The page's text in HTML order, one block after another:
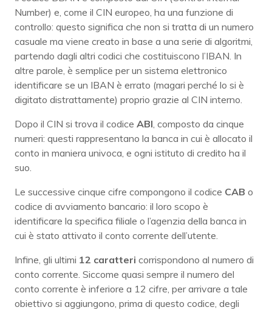
Number) e, come il CIN europeo, ha una funzione di
controllo: questo significa che non si tratta di un numero
casuale ma viene creato in base a una serie di algoritmi,
partendo dagli altri codici che costituiscono l’IBAN. In
altre parole, è semplice per un sistema elettronico
identificare se un IBAN è errato (magari perché lo si è
digitato distrattamente) proprio grazie al CIN interno.
Dopo il CIN si trova il codice ABI , composto da cinque
numeri: questi rappresentano la banca in cui è allocato il
conto in maniera univoca, e ogni istituto di credito ha il
suo.
Le successive cinque cifre compongono il codice CAB o
codice di avviamento bancario: il loro scopo è
identificare la specifica filiale o l’agenzia della banca in
cui è stato attivato il conto corrente dell’utente.
Infine, gli ultimi 12 caratteri corrispondono al numero di
conto corrente. Siccome quasi sempre il numero del
conto corrente è inferiore a 12 cifre, per arrivare a tale
obiettivo si aggiungono, prima di questo codice, degli